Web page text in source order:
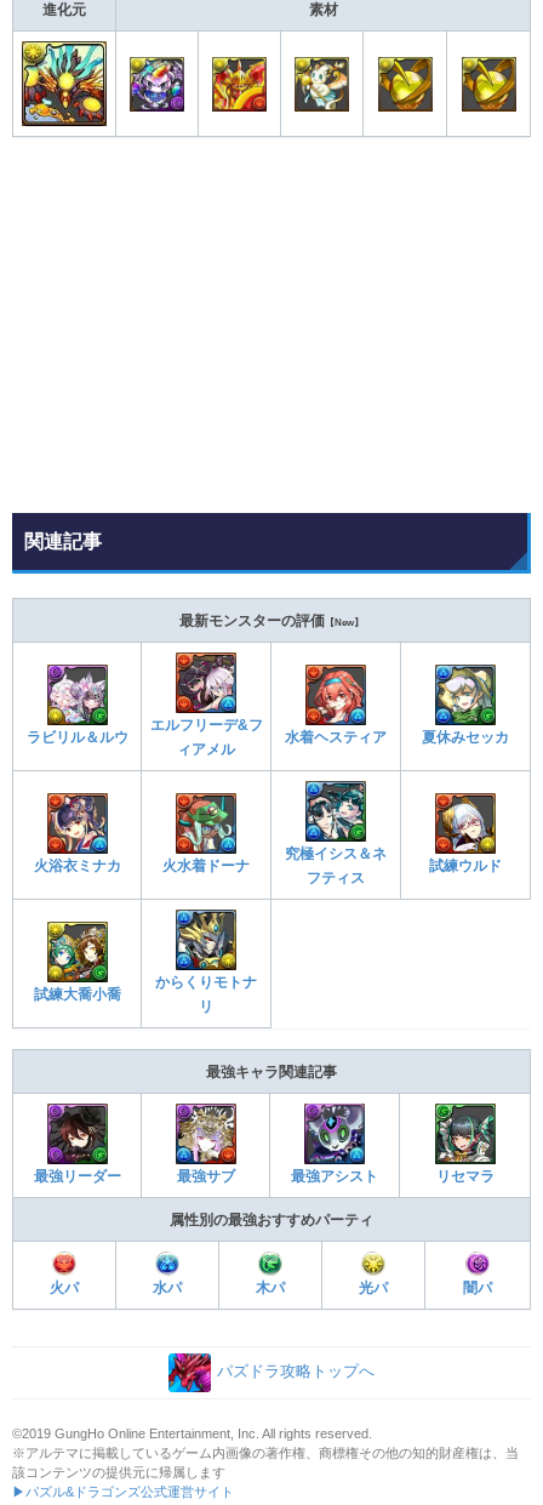
進化元 素材
関連記事
最新モンスターの評価 【New】
ラビリル＆ルウ
エルフリーデ&フ
ィアメル
水着ヘスティア 夏休みセッカ
火浴衣ミナカ 火水着ドーナ
究極イシス＆ネ
フティス
試練ウルド
試練大喬小喬
からくりモトナ
リ
最強キャラ関連記事
最強リーダー 最強サブ 最強アシスト リセマラ
属性別の最強おすすめパーティ
火パ 水パ 木パ 光パ 闇パ
パズドラ攻略トップへ
©2019 GungHo Online Entertainment, Inc. All rights reserved.
※アルテマに掲載しているゲーム内画像の著作権、商標権その他の知的財産権は、当
該コンテンツの提供元に帰属します
▶パズル&ドラゴンズ公式運営サイト